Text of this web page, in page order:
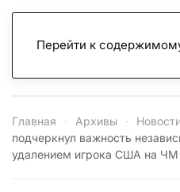
Перейти к
Главная Архивы
подчеркнул важность
удалением игрока США на ЧМ